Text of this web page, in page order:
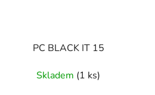
PC BLACK IT 15
Skladem (1 ks)